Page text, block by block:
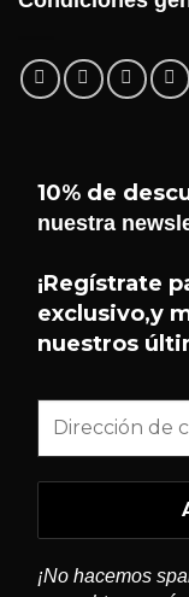
10% de
nuestra
¡Regístrate
exclusivo,y
nuestros
¡No hacemos
H En
comprar
¿QUÉ
¿DÓNDE